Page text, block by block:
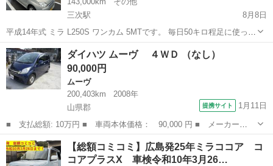
三次駅
8月8日
平成14年式 ミラ L250S ワンカム 5MTです。 毎日50キロ程足に使って
ました。 どんなにラフに運転しても20km/Lは超えてました。 エアコ
ン良く効きます。 適当に直して足車、寒くなってからの雪ドリ号、部
品取り等に...
広島 三次市 三次駅 ミラ
ダイハツ ムーヴ ４ＷＤ （なし）
90,000円
ムーヴ
200,403km
2008年
山県郡
提携サイト 1月11日
■ 支払総額: 10万円 ■ 車両本体価格： 90,000 円 ■ メーカー
名： ダイハツ ■ 車種名： ムーヴ ■ グレード名： ４ＷＤ
■ 排気量： 660cc ■ ドア枚数： 5D ■ ミッション： インパネ
AT ...
広島 山県郡 ムーヴ
【総額コミコミ】広島発25年ミラココア コ
コアプラスX 車検令和10年3月26…